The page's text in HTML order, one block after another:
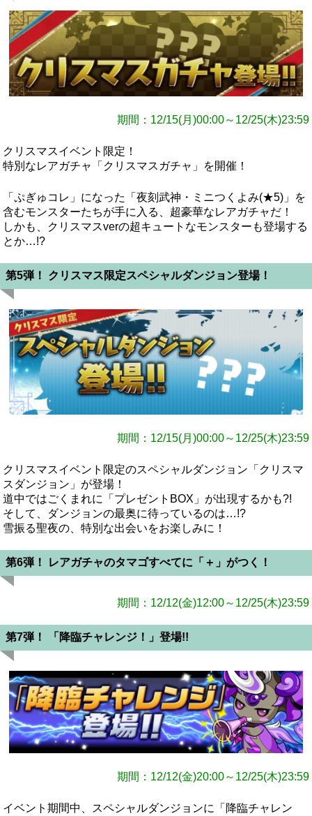
期間：12/15(月)00:00～12/25(木)23:59
クリスマスイベント限定！
特別なレアガチャ「クリスマスガチャ」を開催！
「ぷぎゅコレ」になった「夜刻武神・ミニつくよみ(★5)」を
含むモンスターたちが手に入る、超豪華なレアガチャだ！
しかも、クリスマスverの超キュートなモンスターも登場する
とか…!?
第5弾！ クリスマス限定スペシャルダンジョン登場！
期間：12/15(月)00:00～12/25(木)23:59
クリスマスイベント限定のスペシャルダンジョン「クリスマ
スダンジョン」が登場！
道中ではごくまれに「プレゼントBOX」が出現するかも?!
そして、ダンジョンの最奥に待っているのは…!?
雪振る聖夜の、特別な出会いをお楽しみに！
第6弾！ レアガチャのタマゴすべてに「＋」がつく！
期間：12/12(金)12:00～12/25(木)23:59
第7弾！ 「降臨チャレンジ！」登場!!
期間：12/12(金)20:00～12/25(木)23:59
イベント期間中、スペシャルダンジョンに「降臨チャレン